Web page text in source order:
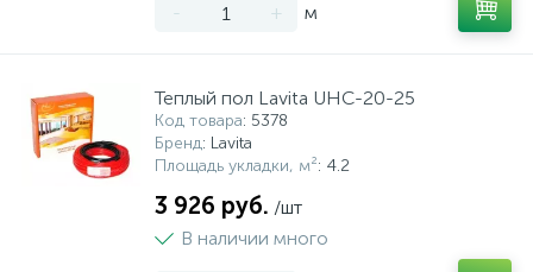
- + м
Теплый пол Lavita UHC-20-25
Код товара: 5378
Бренд: Lavita
Площадь укладки, м²: 4.2
3 926 руб. /шт
В наличии много